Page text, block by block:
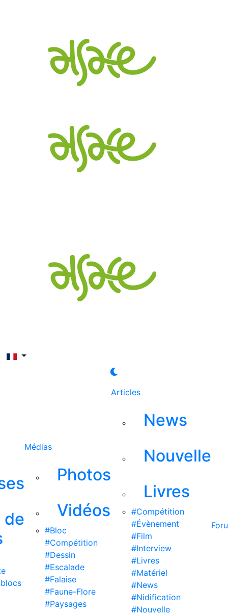
de
Médias
Photos
Vidéos
#Bloc
#Compétition
#Dessin
#Escalade
#Falaise
#Faune-Flore
#Paysages
Articles
News
Nouvelle
Livres
#Compétition
#Évènement
#Film
#Interview
#Livres
#Matériel
#News
#Nidification
#Nouvelle